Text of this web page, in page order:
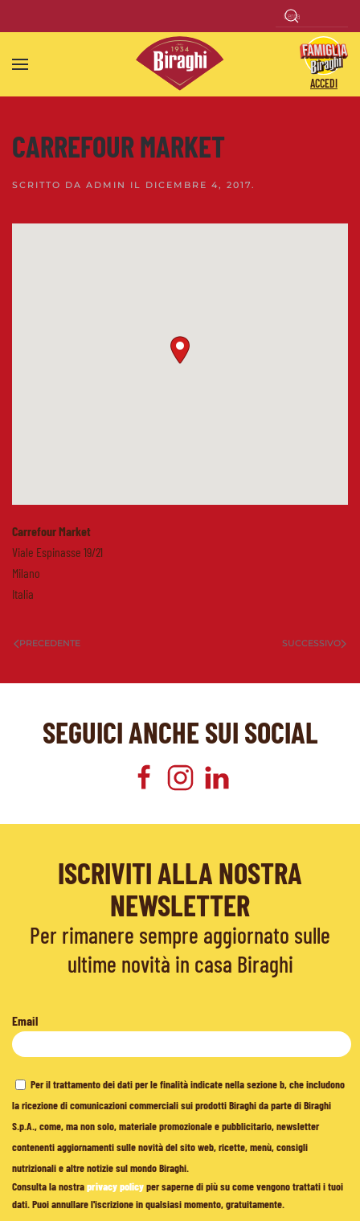
Skip to main content
ACCEDI
CARREFOUR MARKET
SCRITTO DA ADMIN IL DICEMBRE 4, 2017.
Carrefour Market
Viale Espinasse 19/21
Milano
Italia
PRECEDENTE SUCCESSIVO
SEGUICI ANCHE SUI SOCIAL
ISCRIVITI ALLA NOSTRA
NEWSLETTER
Per rimanere sempre aggiornato sulle
ultime novità in casa Biraghi
Email
Per il trattamento dei dati per le finalità indicate nella sezione b, che includono
la ricezione di comunicazioni commerciali sui prodotti Biraghi da parte di Biraghi
S.p.A., come, ma non solo, materiale promozionale e pubblicitario, newsletter
contenenti aggiornamenti sulle novità del sito web, ricette, menù, consigli
nutrizionali e altre notizie sul mondo Biraghi.
Consulta la nostraprivacy policyper saperne di più su come vengono trattati i tuoi
dati. Puoi annullare l'iscrizione in qualsiasi momento, gratuitamente.